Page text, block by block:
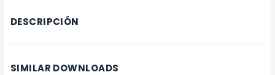
DESCRIPCIÓN
SIMILAR DOWNLOADS